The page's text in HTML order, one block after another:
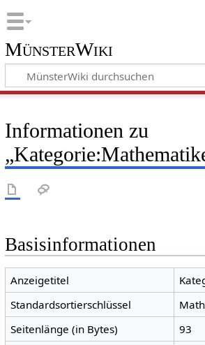
MünsterWiki
Informationen zu
Basisinformationen
Anzeigetitel
Standardsortierschlüssel
Seitenlänge (in Bytes)
93